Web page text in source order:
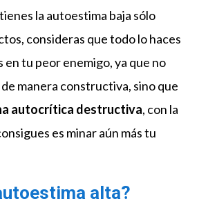
la autoestima baja sólo
consideras que todo lo haces
en tu peor enemigo, ya que no
manera constructiva, sino que
autocrítica destructiva, con la
es minar aún más tu
alta?